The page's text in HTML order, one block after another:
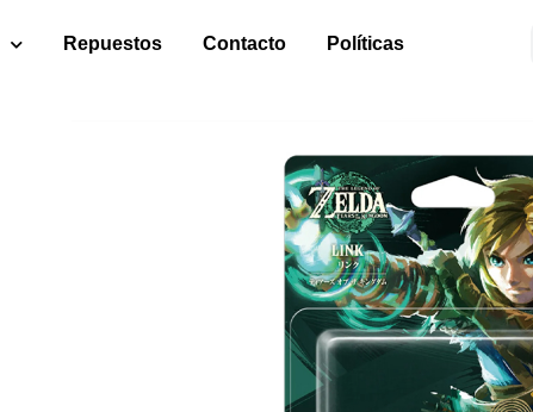
Repuestos Contacto Políticas